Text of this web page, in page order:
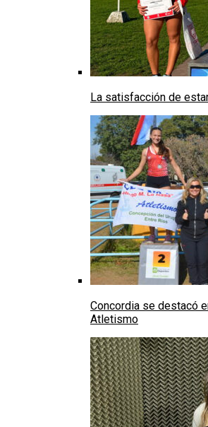
La satisfacción de
Concordia se destacó
Atletismo